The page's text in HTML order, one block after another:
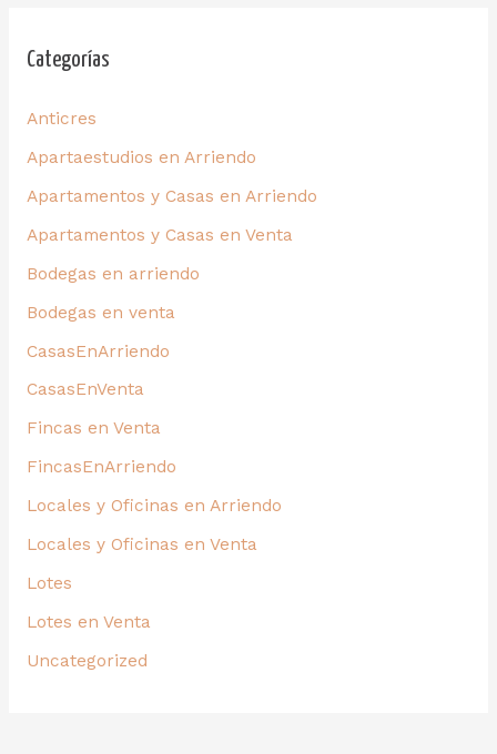
Categorías
Anticres
Apartaestudios en Arriendo
Apartamentos y Casas en Arriendo
Apartamentos y Casas en Venta
Bodegas en arriendo
Bodegas en venta
CasasEnArriendo
CasasEnVenta
Fincas en Venta
FincasEnArriendo
Locales y Oficinas en Arriendo
Locales y Oficinas en Venta
Lotes
Lotes en Venta
Uncategorized